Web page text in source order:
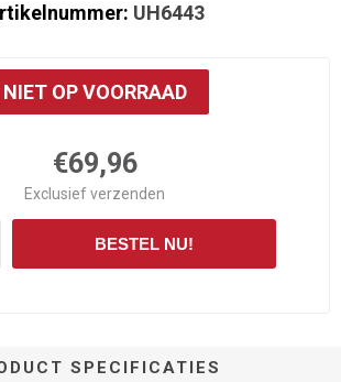
UH6443
NIET OP VOORRAAD
€69,96
Exclusiefverzenden
BESTEL NU!
SPECIFICATIES